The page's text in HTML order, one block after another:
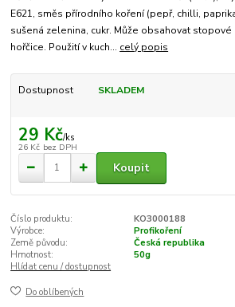
E621, směs přírodního koření (pepř, chilli,
sušená zelenina, cukr. Může obsahovat
hořčice. Použití v kuch... celý popis
Dostupnost SKLADEM
29 Kč/ks
26 Kč bez DPH
Koupit
Číslo produktu:
KO3000188
Výrobce:
Profikoření
Země původu:
Česká republika
Hmotnost:
50g
Hlídat cenu / dostupnost
Do oblíbených